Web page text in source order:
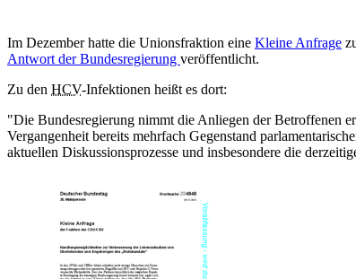
Im Dezember hatte die Unionsfraktion eine Kleine Anfrage
Antwort der Bundesregierung veröffentlicht.
Zu den HCV-Infektionen heißt es dort:
"Die Bundesregierung nimmt die Anliegen der Betroffenen
Vergangenheit bereits mehrfach Gegenstand
aktuellen Diskussionsprozesse und insbesondere die